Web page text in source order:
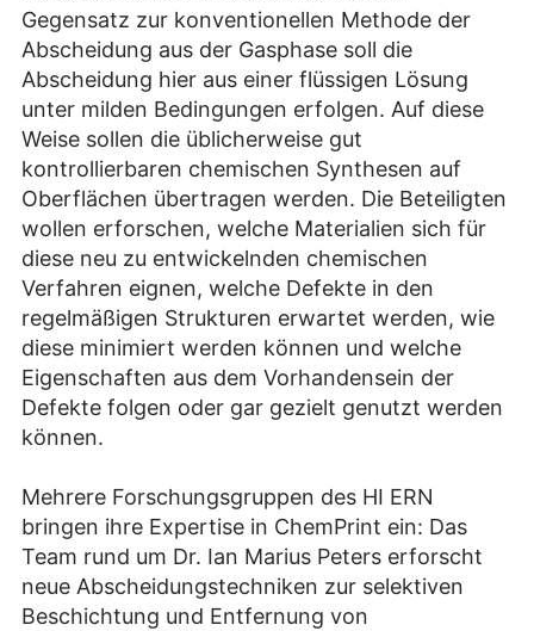
Gegensatz zur konventionellen Methode der
Abscheidung aus der Gasphase soll die
Abscheidung hier aus einer flüssigen Lösung
unter milden Bedingungen erfolgen. Auf diese
Weise sollen die üblicherweise gut
kontrollierbaren chemischen Synthesen auf
Oberflächen übertragen werden. Die Beteiligten
wollen erforschen, welche Materialien sich für
diese neu zu entwickelnden chemischen
Verfahren eignen, welche Defekte in den
regelmäßigen Strukturen erwartet werden, wie
diese minimiert werden können und welche
Eigenschaften aus dem Vorhandensein der
Defekte folgen oder gar gezielt genutzt werden
können.
Mehrere Forschungsgruppen des HI ERN
bringen ihre Expertise in ChemPrint ein: Das
Team rund um Dr. Ian Marius Peters erforscht
neue Abscheidungstechniken zur selektiven
Beschichtung und Entfernung von